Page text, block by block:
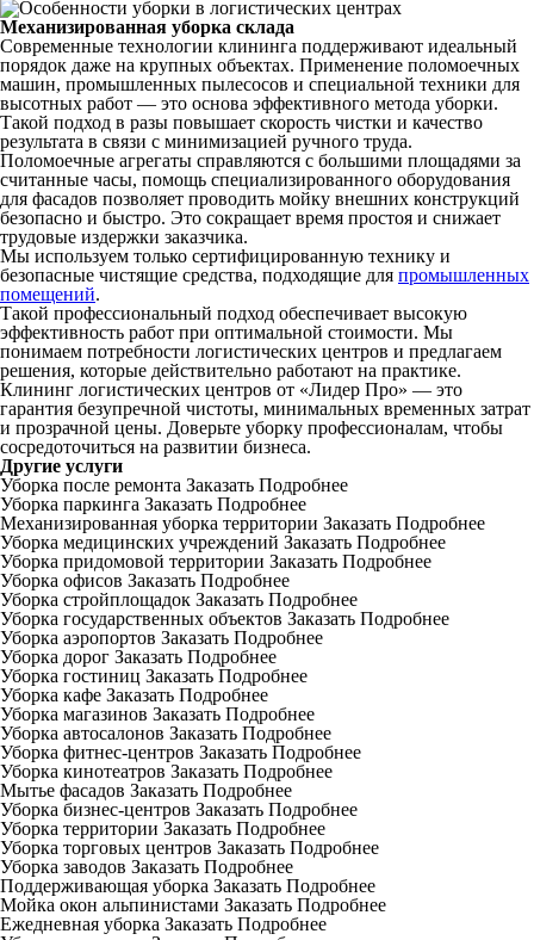
Механизированная уборка склада
Современные технологии клининга поддерживают идеальный
порядок даже на крупных объектах. Применение поломоечных
машин, промышленных пылесосов и специальной техники для
высотных работ — это основа эффективного метода уборки.
Такой подход в разы повышает скорость чистки и качество
результата в связи с минимизацией ручного труда.
Поломоечные агрегаты справляются с большими площадями за
считанные часы, помощь специализированного оборудования
для фасадов позволяет проводить мойку внешних конструкций
безопасно и быстро. Это сокращает время простоя и снижает
трудовые издержки заказчика.
Мы используем только сертифицированную технику и
безопасные чистящие средства, подходящие для промышленных
помещений.
Такой профессиональный подход обеспечивает высокую
эффективность работ при оптимальной стоимости. Мы
понимаем потребности логистических центров и предлагаем
решения, которые действительно работают на практике.
Клининг логистических центров от «Лидер Про» — это
гарантия безупречной чистоты, минимальных временных затрат
и прозрачной цены. Доверьте уборку профессионалам, чтобы
сосредоточиться на развитии бизнеса.
Другие услуги
Уборка после ремонта Заказать Подробнее
Уборка паркинга Заказать Подробнее
Механизированная уборка территории Заказать Подробнее
Уборка медицинских учреждений Заказать Подробнее
Уборка придомовой территории Заказать Подробнее
Уборка офисов Заказать Подробнее
Уборка стройплощадок Заказать Подробнее
Уборка государственных объектов Заказать Подробнее
Уборка аэропортов Заказать Подробнее
Уборка дорог Заказать Подробнее
Уборка гостиниц Заказать Подробнее
Уборка кафе Заказать Подробнее
Уборка магазинов Заказать Подробнее
Уборка автосалонов Заказать Подробнее
Уборка фитнес-центров Заказать Подробнее
Уборка кинотеатров Заказать Подробнее
Мытье фасадов Заказать Подробнее
Уборка бизнес-центров Заказать Подробнее
Уборка территории Заказать Подробнее
Уборка торговых центров Заказать Подробнее
Уборка заводов Заказать Подробнее
Поддерживающая уборка Заказать Подробнее
Мойка окон альпинистами Заказать Подробнее
Ежедневная уборка Заказать Подробнее